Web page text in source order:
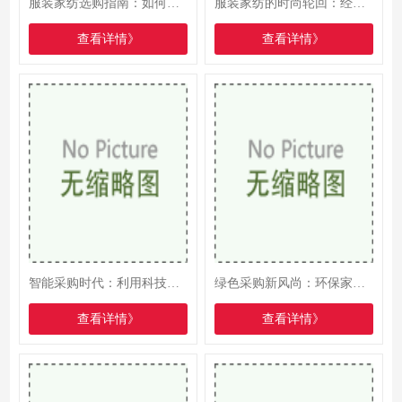
服装家纺选购指南：如何挑选出既美观又实用的好物
查看详情》
服装家纺的时尚轮回：经典与创新的交融之美
查看详情》
智能采购时代：利用科技手段优化服装家纺采购流程
查看详情》
绿色采购新风尚：环保家纺与服装的选购指南
查看详情》